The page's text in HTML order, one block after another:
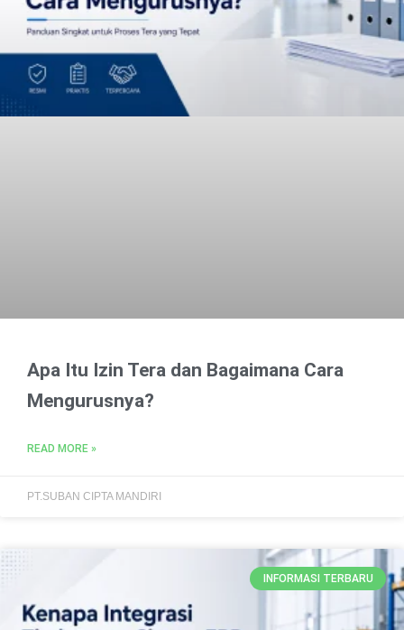
Apa Itu Izin Tera dan Bagaimana Cara
Mengurusnya?
READ MORE »
PT.SUBAN CIPTA MANDIRI
INFORMASI TERBARU